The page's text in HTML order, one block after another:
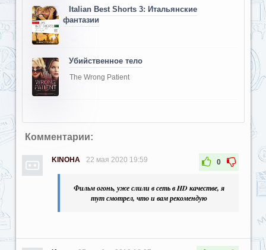
Italian Best Shorts 3: Итальянские
фантазии
Убийственное тело
The Wrong Patient
Комментарии:
KINOHA 22 мая 2020 19:59 0
Фильм огонь, уже слили в сеть в HD качестве, я
тут смотрел, что и вам рекомендую